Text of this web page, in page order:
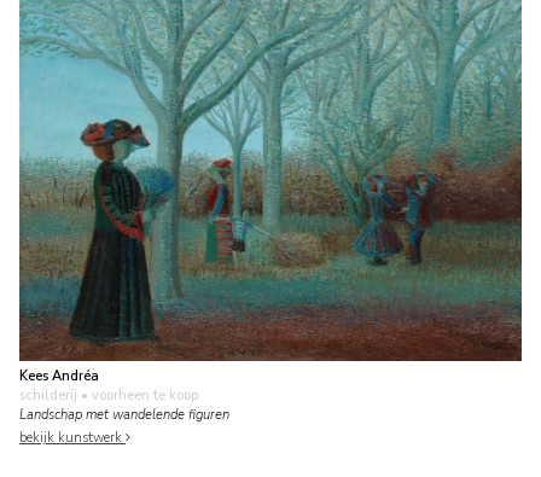
Kees Andréa
schilderij • voorheen te koop
Landschap met wandelende figuren
bekijk kunstwerk